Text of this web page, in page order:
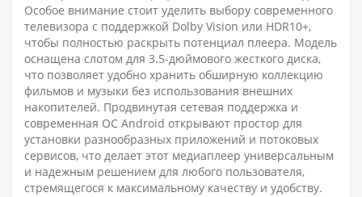
Особое внимание стоит уделить выбору современного
телевизора с поддержкой Dolby Vision или HDR10+,
чтобы полностью раскрыть потенциал плеера. Модель
оснащена слотом для 3.5-дюймового жесткого диска,
что позволяет удобно хранить обширную коллекцию
фильмов и музыки без использования внешних
накопителей. Продвинутая сетевая поддержка и
современная ОС Android открывают простор для
установки разнообразных приложений и потоковых
сервисов, что делает этот медиаплеер универсальным
и надежным решением для любого пользователя,
стремящегося к максимальному качеству и удобству.